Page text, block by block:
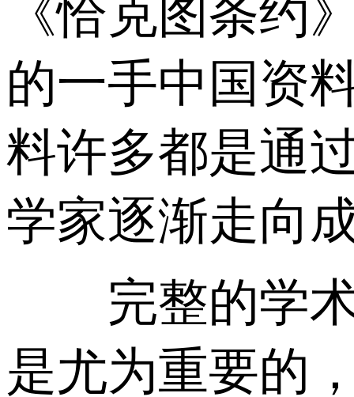
《恰克图条约
的一手中国资
料许多都是通
学家逐渐走向
完整的学术
是尤为重要的